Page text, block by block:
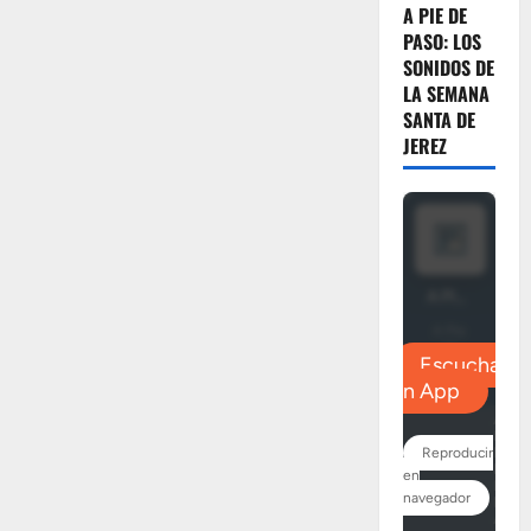
A PIE DE
PASO: LOS
SONIDOS DE
LA SEMANA
SANTA DE
JEREZ